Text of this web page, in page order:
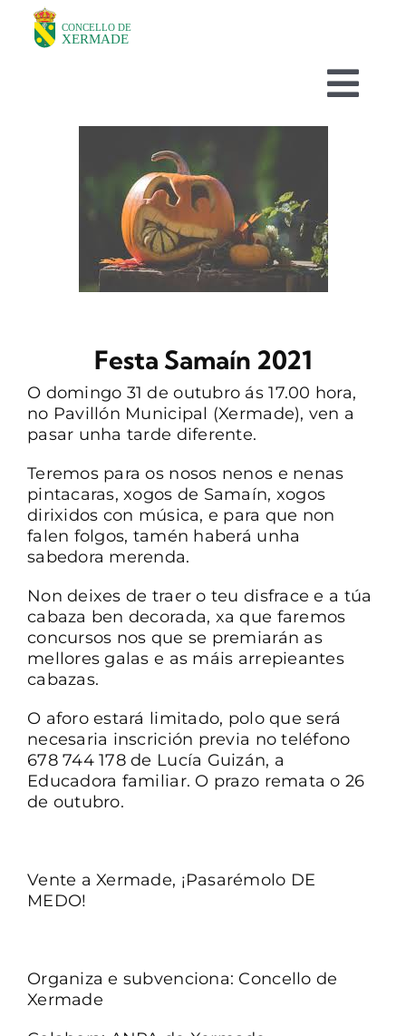
Skip
content
DEPARTAMENTOS
CONTACTO
Festa Samaín 2021
O domingo 31 de outubro ás 17.00 hora,
no Pavillón Municipal (Xermade), ven a
pasar unha tarde diferente.
Teremos para os nosos nenos e nenas
pintacaras, xogos de Samaín, xogos
dirixidos con música, e para que non
falen folgos, tamén haberá unha
sabedora merenda.
Non deixes de traer o teu disfrace e a túa
cabaza ben decorada, xa que faremos
concursos nos que se premiarán as
mellores galas e as máis arrepieantes
cabazas.
O aforo estará limitado, polo que será
necesaria inscrición previa no teléfono
678 744 178 de Lucía Guizán, a
Educadora familiar. O prazo remata o 26
de outubro.
Vente a Xermade, ¡Pasarémolo DE
MEDO!
Organiza e subvenciona: Concello de
Xermade